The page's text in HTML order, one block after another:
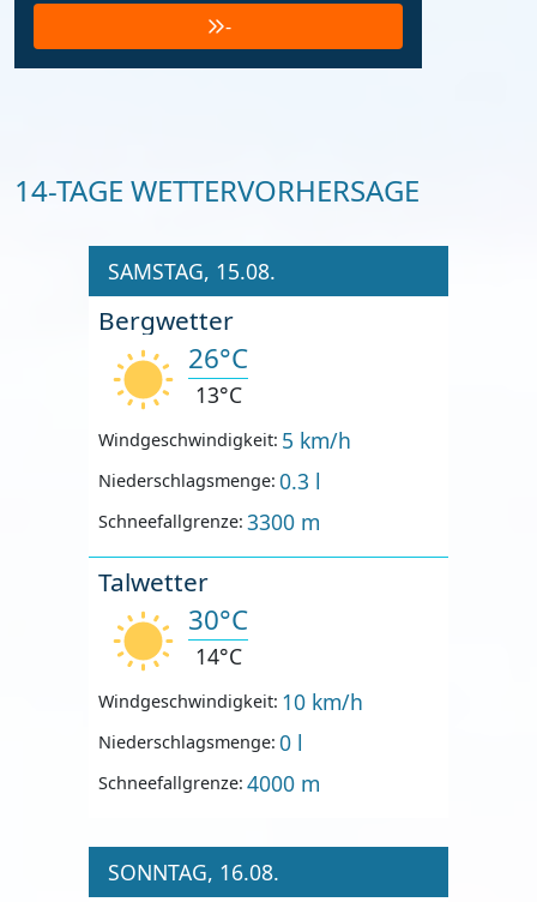
-
14-TAGE WETTERVORHERSAGE
SAMSTAG, 15.08.
Bergwetter
26°C
13°C
Windgeschwindigkeit: 5 km/h
Niederschlagsmenge: 0.3 l
Schneefallgrenze: 3300 m
Talwetter
30°C
14°C
Windgeschwindigkeit: 10 km/h
Niederschlagsmenge: 0 l
Schneefallgrenze: 4000 m
SONNTAG, 16.08.